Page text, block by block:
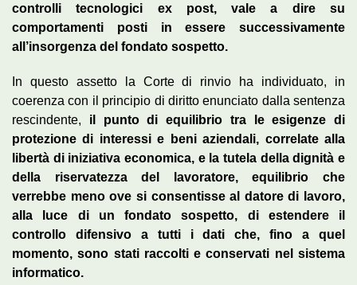
controlli tecnologici ex post, vale a dire su
comportamenti posti in essere successivamente
all’insorgenza del fondato sospetto.
In questo assetto la Corte di rinvio ha individuato, in
coerenza con il principio di diritto enunciato dalla sentenza
rescindente, il punto di equilibrio tra le esigenze di
protezione di interessi e beni aziendali, correlate alla
libertà di iniziativa economica, e la tutela della dignità e
della riservatezza del lavoratore, equilibrio che
verrebbe meno ove si consentisse al datore di lavoro,
alla luce di un fondato sospetto, di estendere il
controllo difensivo a tutti i dati che, fino a quel
momento, sono stati raccolti e conservati nel sistema
informatico.